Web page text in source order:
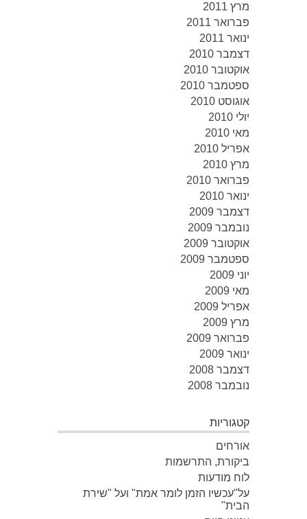
מרץ 2011
פברואר 2011
ינואר 2011
דצמבר 2010
אוקטובר 2010
ספטמבר 2010
אוגוסט 2010
יולי 2010
מאי 2010
אפריל 2010
מרץ 2010
פברואר 2010
ינואר 2010
דצמבר 2009
נובמבר 2009
אוקטובר 2009
ספטמבר 2009
יוני 2009
מאי 2009
אפריל 2009
מרץ 2009
פברואר 2009
ינואר 2009
דצמבר 2008
נובמבר 2008
קטגוריות
אורחים
ביקורת, התרשמות
לוח מודעות
על"עכשיו הזמן לומר אמת" ועל "שירת
הבית"